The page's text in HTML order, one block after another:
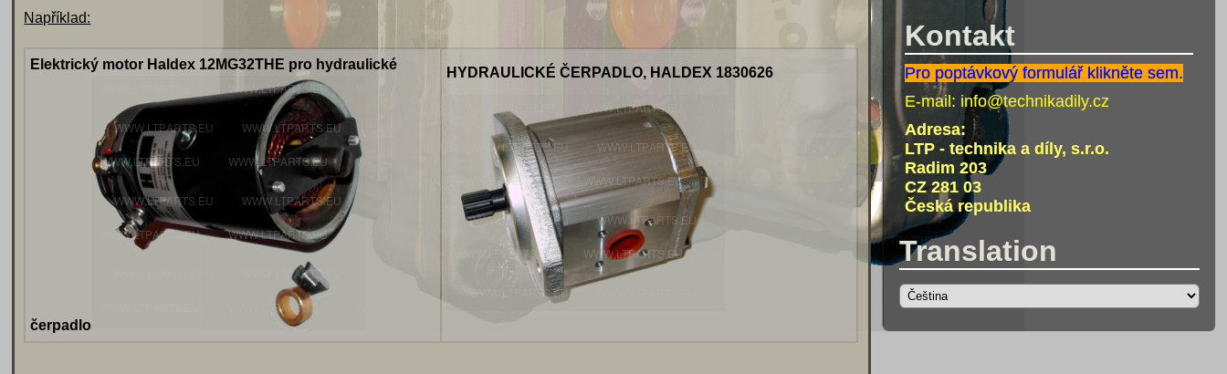
Kontakt
Pro poptávkový formulář klikněte sem.
E-mail: info@technikadily.cz
Adresa:
LTP - technika a díly, s.r.o.
Radim 203
CZ 281 03
Česká republika
Translation
Například:
Elektrický motor Haldex 12MG32THE pro hydraulické
čerpadlo
HYDRAULICKÉ ČERPADLO, HALDEX 1830626